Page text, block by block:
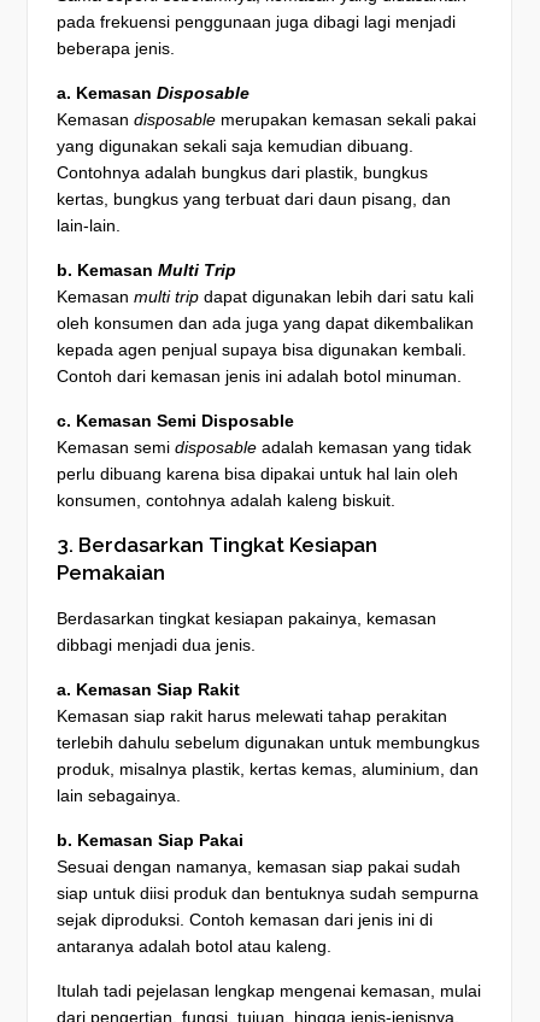
pada frekuensi penggunaan juga dibagi lagi menjadi
beberapa jenis.
a. Kemasan Disposable
Kemasan disposable merupakan kemasan sekali pakai
yang digunakan sekali saja kemudian dibuang.
Contohnya adalah bungkus dari plastik, bungkus
kertas, bungkus yang terbuat dari daun pisang, dan
lain-lain.
b. Kemasan Multi Trip
Kemasan multi tripdapat digunakan lebih dari satu kali
oleh konsumen dan ada juga yang dapat dikembalikan
kepada agen penjual supaya bisa digunakan kembali.
Contoh dari kemasan jenis ini adalah botol minuman.
c. Kemasan Semi Disposable
Kemasan semi disposable adalah kemasan yang tidak
perlu dibuang karena bisa dipakai untuk hal lain oleh
konsumen, contohnya adalah kaleng biskuit.
3. Berdasarkan Tingkat Kesiapan
Pemakaian
Berdasarkan tingkat kesiapan pakainya, kemasan
dibbagi menjadi dua jenis.
a. Kemasan Siap Rakit
Kemasan siap rakit harus melewati tahap perakitan
terlebih dahulu sebelum digunakan untuk membungkus
produk, misalnya plastik, kertas kemas, aluminium, dan
lain sebagainya.
b. Kemasan Siap Pakai
Sesuai dengan namanya, kemasan siap pakai sudah
siap untuk diisi produk dan bentuknya sudah sempurna
sejak diproduksi. Contoh kemasan dari jenis ini di
antaranya adalah botol atau kaleng.
Itulah tadi pejelasan lengkap mengenai kemasan, mulai
dari pengertian, fungsi, tujuan, hingga jenis-jenisnya.